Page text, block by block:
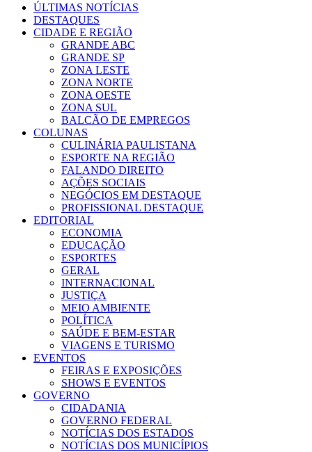
ÚLTIMAS NOTÍCIAS
DESTAQUES
CIDADE E REGIÃO
GRANDE ABC
GRANDE SP
ZONA LESTE
ZONA NORTE
ZONA OESTE
ZONA SUL
BALCÃO DE EMPREGOS
COLUNAS
CULINÁRIA PAULISTANA
ESPORTE NA REGIÃO
FALANDO DIREITO
AÇÕES SOCIAIS
NEGÓCIOS EM DESTAQUE
PROFISSIONAL DESTAQUE
EDITORIAL
ECONOMIA
EDUCAÇÃO
ESPORTES
GERAL
INTERNACIONAL
JUSTIÇA
MEIO AMBIENTE
POLÍTICA
SAÚDE E BEM-ESTAR
VIAGENS E TURISMO
EVENTOS
FEIRAS E EXPOSIÇÕES
SHOWS E EVENTOS
GOVERNO
CIDADANIA
GOVERNO FEDERAL
NOTÍCIAS DOS ESTADOS
NOTÍCIAS DOS MUNICÍPIOS